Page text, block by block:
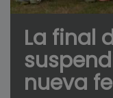
La final
nueva